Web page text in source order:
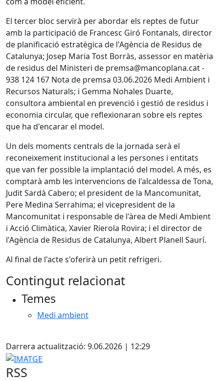
El tercer bloc servirà per abordar els reptes de futur
amb la participació de Francesc Giró Fontanals, director
de planificació estratègica de l'Agència de Residus de
Catalunya; Josep Maria Tost Borràs, assessor en matèria
de residus del Ministeri de premsa@mancoplana.cat -
938 124 167 Nota de premsa 03.06.2026 Medi Ambient i
Recursos Naturals; i Gemma Nohales Duarte,
consultora ambiental en prevenció i gestió de residus i
economia circular, que reflexionaran sobre els reptes
que ha d'encarar el model.
Un dels moments centrals de la jornada serà el
reconeixement institucional a les persones i entitats
que van fer possible la implantació del model. A més, es
comptarà amb les intervencions de l'alcaldessa de Tona,
Judit Sardà Cabero; el president de la Mancomunitat,
Pere Medina Serrahima; el vicepresident de la
Mancomunitat i responsable de l'àrea de Medi Ambient
i Acció Climàtica, Xavier Rierola Rovira; i el director de
l'Agència de Residus de Catalunya, Albert Planell Saurí.
Al final de l'acte s'oferirà un petit refrigeri.
Contingut relacionat
Temes
Medi ambient
Darrera actualització: 9.06.2026 | 12:29
IMATGE
RSS